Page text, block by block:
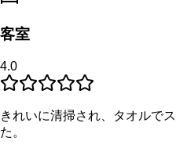
客室
4.0
きれいに清掃され、タオルで
た。